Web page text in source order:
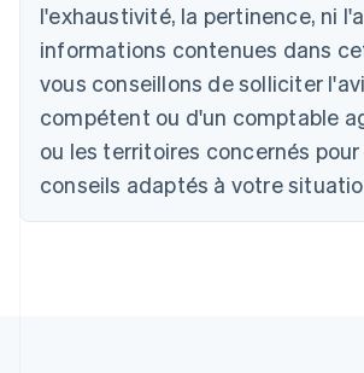
l'exhaustivité, la pertinence, ni
informations contenues dans
vous conseillons de solliciter
compétent ou d'un comptable
ou les territoires concernés
conseils adaptés à votre
PortuguêsEnglish
English
Canada
English Français
Chine continentale
简体中文English
Chypre
Croatie